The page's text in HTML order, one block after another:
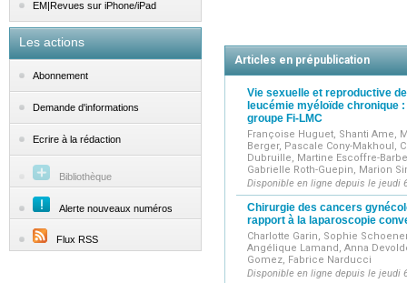
EM|Revues sur iPhone/iPad
Les actions
Abonnement
Demande d'informations
Ecrire à la rédaction
Bibliothèque
Alerte nouveaux numéros
Flux RSS
le Bulletin
dans
Medica/
Articles en prépublication
Vie sexuelle et reproductive
leucémie myéloïde chronique
groupe Fi-LMC
Françoise Huguet, Shanti Ame,
Berger, Pascale Cony-Makhoul,
Dubruille, Martine Escoffre-
Gabrielle Roth-Guepin, Marion
Disponible en ligne depuis le jeudi
Chirurgie des cancers
rapport à la laparoscopie
Charlotte Garin, Sophie
Angélique Lamand, Anna
Gomez, Fabrice Narducci
Disponible en ligne depuis le jeudi